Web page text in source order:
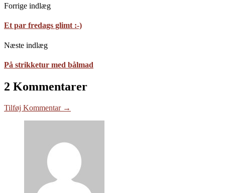
Forrige indlæg
Et par fredags glimt :-)
Næste indlæg
På strikketur med bålmad
2 Kommentarer
Tilføj Kommentar →